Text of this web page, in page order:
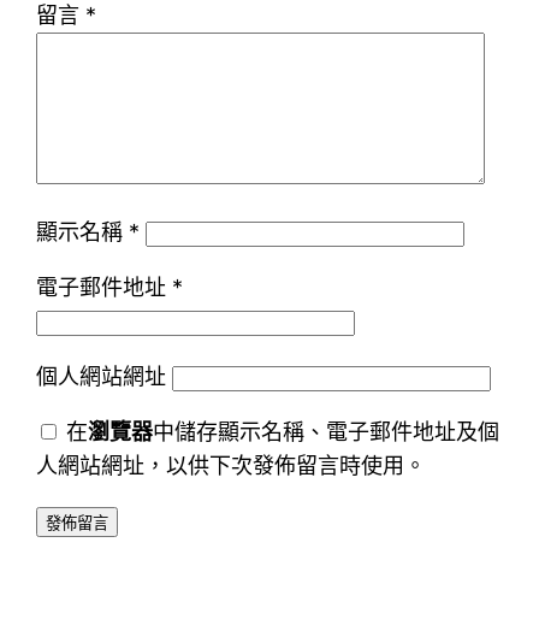
留言 *
顯示名稱 *
電子郵件地址 *
個人網站網址
在瀏覽器中儲存顯示名稱、電子郵件地址及個
人網站網址，以供下次發佈留言時使用。